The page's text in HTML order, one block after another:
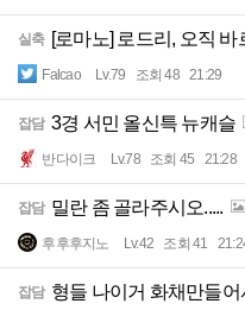
실축 [로마노] 로드리, 오직
Falcao Lv.79 조회 48 21:29
잡담 3경 서민 올신특 뉴캐슬
반다이크 Lv.78 조회 45 21:28
잡담 밀란 좀 골라주시오.....
후후후지노 Lv.42 조회 41
잡담 형들 나이거 화채만들